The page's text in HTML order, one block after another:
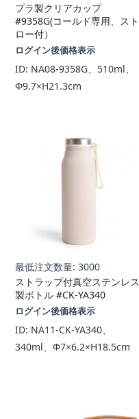
プラ製クリアカップ
#9358G(コールド専用、スト
ロー付）
ログイン後価格表示
ID: NA08-9358G、510ml、
Φ9.7×H21.3cm
最低注文数量: 3000
ストラップ付真空ステンレス
製ボトル #CK-YA340
ログイン後価格表示
ID: NA11-CK-YA340、
340ml、Φ7×6.2×H18.5cm